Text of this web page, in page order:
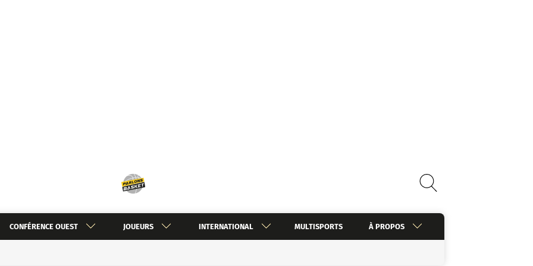
CONFÉRENCE OUEST JOUEURS INTERNATIONAL MULTISPORTS À PROPOS